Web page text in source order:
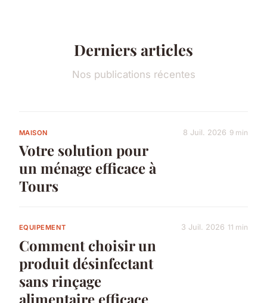
Derniers articles
Nos publications récentes
MAISON
Votre solution pour
un ménage efficace à
Tours
8 Juil. 2026 9 min
EQUIPEMENT
Comment choisir un
produit désinfectant
sans rinçage
alimentaire efficace
3 Juil. 2026 11 min